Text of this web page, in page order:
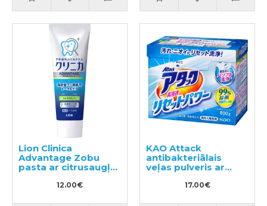
Lion Clinica
Advantage Zobu
pasta ar citrusaugļu
un piparmētras
aromātu 130g
12.00€
KAO Attack
antibakteriālais
veļas pulveris ar
ziedu aromātu 800g
17.00€